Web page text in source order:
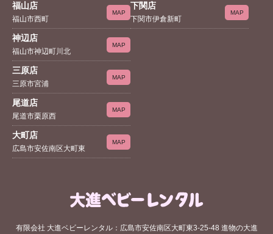
福山店
福山市西町
MAP
神辺店
福山市神辺町川北
MAP
三原店
三原市宮浦
MAP
尾道店
尾道市栗原西
MAP
大町店
広島市安佐南区大町東
MAP
下関店
下関市伊倉新町
MAP
有限会社 大進ベビーレンタル：広島市安佐南区大町東3-25-48 進物の大進